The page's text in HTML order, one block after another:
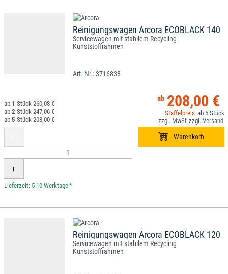
Reinigungswagen Arcora ECOBLACK 140
Servicewagen mit stabilem Recycling
Kunststoffrahmen
3716838
208,00 €
5
1
260,08 €
2
247,06 €
5
208,00 €
*
Reinigungswagen Arcora ECOBLACK 120
Servicewagen mit stabilem Recycling
Kunststoffrahmen